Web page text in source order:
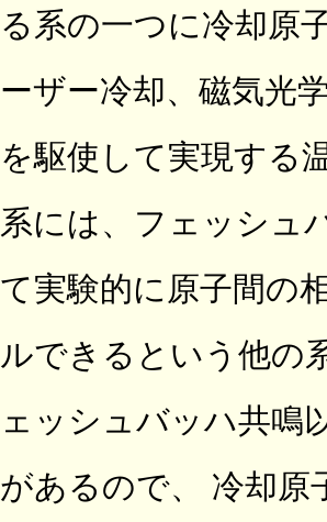
る系の一つに冷却原
ーザー冷却、磁気光
を駆使して実現する
系には、フェッシュ
て実験的に原子間の
ルできるという他の
ェッシュバッハ共鳴
があるので、 冷却原